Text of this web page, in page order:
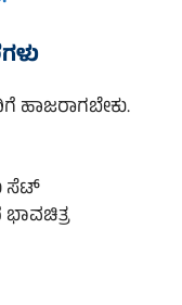
ಹಾಜರಾಗಬೇಕು.
ಸೆಟ್